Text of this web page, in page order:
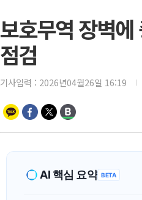
보호무역 장벽
점검
기사입력 : 2026년04월26일 16:19
AI 핵심 요약 BETA